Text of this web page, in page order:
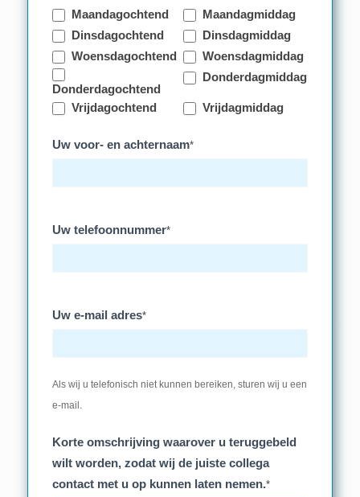
Maandagochtend
Maandagmiddag
Dinsdagochtend
Dinsdagmiddag
Woensdagochtend
Woensdagmiddag
Donderdagochtend
Donderdagmiddag
Vrijdagochtend Vrijdagmiddag
Uw voor- en achternaam*
Uw telefoonnummer*
Uw e-mail adres*
Als wij u telefonisch niet kunnen bereiken, sturen wij u een
e-mail.
Korte omschrijving waarover u teruggebeld
wilt worden, zodat wij de juiste collega
contact met u op kunnen laten nemen.*